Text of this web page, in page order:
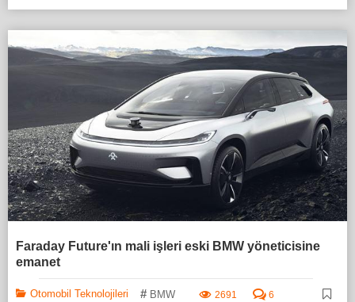
Faraday Future'ın mali işleri eski BMW yöneticisine
emanet
Otomobil Teknolojileri # BMW 2691 6